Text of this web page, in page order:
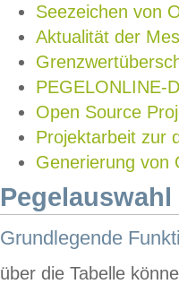
Seezeichen von
Aktualität der
PEGELONLINE-
Open Source
Projektarbeit zur
Generierung von
Grundlegende
über die Tabelle